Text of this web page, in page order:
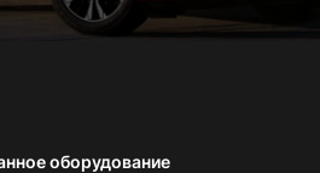
оборудование